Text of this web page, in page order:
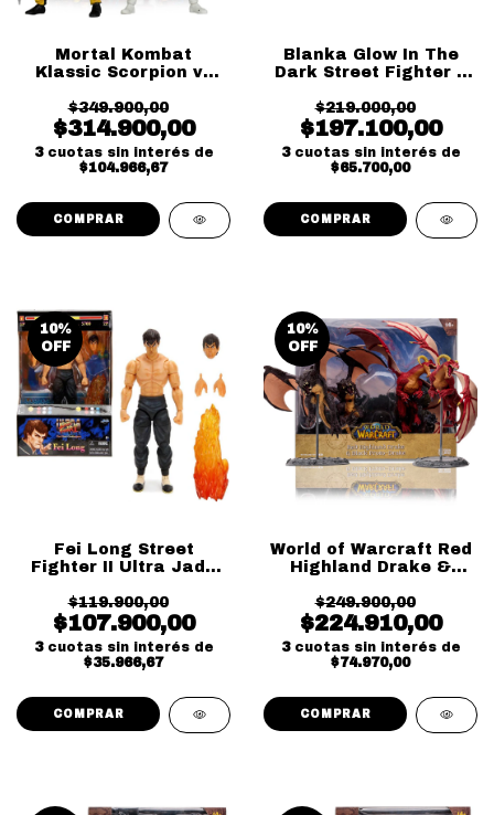
Mortal Kombat
Klassic Scorpion vs
$349.900,00
$314.900,00
3 cuotas sin interés de
$104.966,67
Blanka Glow In The
Dark Street Fighter II
$219.000,00
$197.100,00
3 cuotas sin interés de
$65.700,00
10%
OFF
Fei Long Street
Fighter II Ultra Jada
$119.900,00
$107.900,00
3 cuotas sin interés de
$35.966,67
10%
OFF
World of Warcraft Red
Highland Drake &
McFarlane
$249.900,00
$224.910,00
3 cuotas sin interés de
$74.970,00